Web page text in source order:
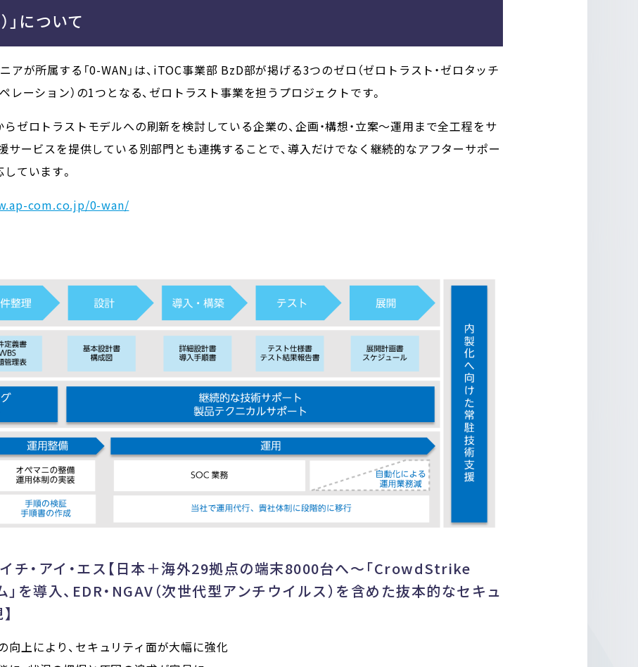
」について
が所属する「0-WAN」は、iTOC事業部 BzD部が掲げる3つのゼロ（ゼロトラスト・ゼロタッチ
レーション）の1つとなる、ゼロトラスト事業を担うプロジェクトです。
ゼロトラストモデルへの刷新を検討している企業の、企画・構想・立案〜運用まで全工程をサ
サービスを提供している別部門とも連携することで、導入だけでなく継続的なアフターサポー
ています。
com.co.jp/0-wan/
チ・アイ・エス【日本＋海外29拠点の端末8000台へ〜「CrowdStrike
を導入、EDR・NGAV（次世代型アンチウイルス）を含めた抜本的なセキュ
向上により、セキュリティ面が大幅に強化